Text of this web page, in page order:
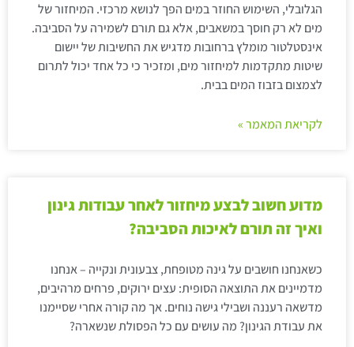
הגלובלי, השימוש החוזר במים הפך לנושא מרכזי. המיחזור של
מים לא רק חוסך במשאבים, אלא גם תורם לשמירה על הסביבה.
אינסטלטור מומלץ ברחובות מדגיש את החשיבות של יישום
שיטות מתקדמות למיחזור מים, ומזכיר כי כל אחד יכול לתרום
לצמצום בזבוז המים בבית.
לקריאת המאמר »
מדוע חשוב לבצע מיחזור לאחר עבודות גינון
ואיך זה תורם לאיכות הסביבה?
כשאנחנו חושבים על גינה מטופחת, צבעונית ונקייה – אנחנו
מדמיינים את התוצאה הסופית: עצים ירוקים, פרחים מרהיבים,
מדשאה רעננה ושבילי גישה נוחים. אך מה קורה אחרי שסיימנו
את עבודת הגינון? מה עושים עם כל הפסולת שנשארה?